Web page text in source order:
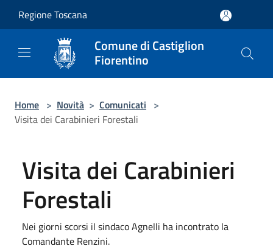
Regione Toscana
Comune di Castiglion
Fiorentino
Home > Novità > Comunicati >
Visita dei Carabinieri Forestali
Visita dei Carabinieri
Forestali
Nei giorni scorsi il sindaco Agnelli ha incontrato la
Comandante Renzini.